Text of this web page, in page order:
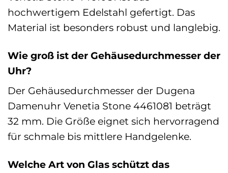
hochwertigem Edelstahl gefertigt. Das
Material ist besonders robust und langlebig.
Wie groß ist der Gehäusedurchmesser der
Uhr?
Der Gehäusedurchmesser der Dugena
Damenuhr Venetia Stone 4461081 beträgt
32 mm. Die Größe eignet sich hervorragend
für schmale bis mittlere Handgelenke.
Welche Art von Glas schützt das